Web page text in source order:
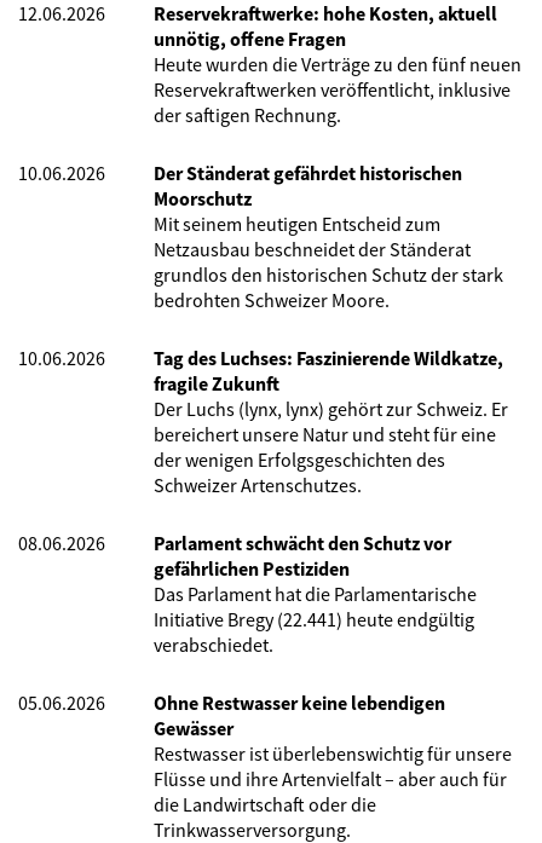
12.06.2026
Reservekraftwerke: hohe Kosten, aktuell
unnötig, offene Fragen
Heute wurden die Verträge zu den fünf neuen
Reservekraftwerken veröffentlicht, inklusive
der saftigen Rechnung.
10.06.2026
Der Ständerat gefährdet historischen
Moorschutz
Mit seinem heutigen Entscheid zum
Netzausbau beschneidet der Ständerat
grundlos den historischen Schutz der stark
bedrohten Schweizer Moore.
10.06.2026
Tag des Luchses: Faszinierende Wildkatze,
fragile Zukunft
Der Luchs (lynx, lynx) gehört zur Schweiz. Er
bereichert unsere Natur und steht für eine
der wenigen Erfolgsgeschichten des
Schweizer Artenschutzes.
08.06.2026
Parlament schwächt den Schutz vor
gefährlichen Pestiziden
Das Parlament hat die Parlamentarische
Initiative Bregy (22.441) heute endgültig
verabschiedet.
05.06.2026
Ohne Restwasser keine lebendigen
Gewässer
Restwasser ist überlebenswichtig für unsere
Flüsse und ihre Artenvielfalt – aber auch für
die Landwirtschaft oder die
Trinkwasserversorgung.